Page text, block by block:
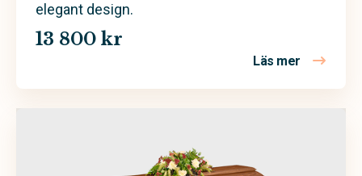
elegant design.
13 800 kr
Läs mer om